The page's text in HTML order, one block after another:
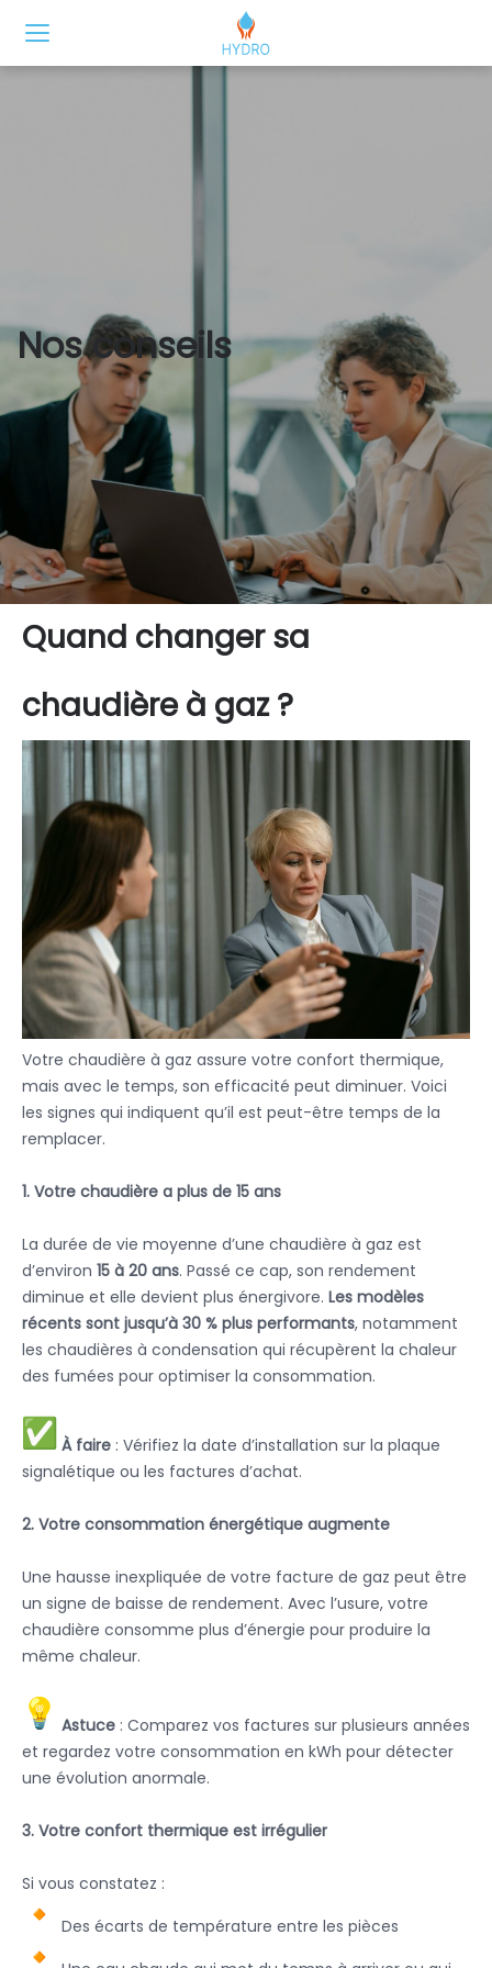
Nos conseils
Quand changer sa
chaudière à gaz ?
Votre chaudière à gaz assure votre confort thermique,
mais avec le temps, son efficacité peut diminuer. Voici
les signes qui indiquent qu’il est peut-être temps de la
remplacer.
1. Votre chaudière a plus de 15 ans
La durée de vie moyenne d’une chaudière à gaz est
d’environ 15 à 20 ans. Passé ce cap, son rendement
diminue et elle devient plus énergivore. Les modèles
récents sont jusqu’à 30 % plus performants, notamment
les chaudières à condensation qui récupèrent la chaleur
des fumées pour optimiser la consommation.
À faire : Vérifiez la date d’installation sur la plaque
signalétique ou les factures d’achat.
2. Votre consommation énergétique augmente
Une hausse inexpliquée de votre facture de gaz peut être
un signe de baisse de rendement. Avec l’usure, votre
chaudière consomme plus d’énergie pour produire la
même chaleur.
Astuce : Comparez vos factures sur plusieurs années
et regardez votre consommation en kWh pour détecter
une évolution anormale.
3. Votre confort thermique est irrégulier
Si vous constatez :
Des écarts de température entre les pièces